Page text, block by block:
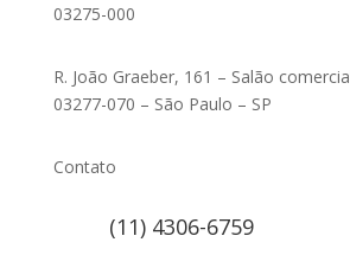
03275-000
R. João Graeber, 161 – Salão
03277-070 – São Paulo – SP
Contato
(11) 4306-6759